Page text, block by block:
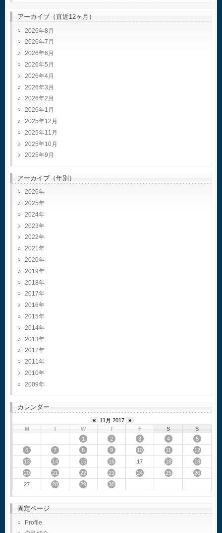
アーカイブ（直近12ヶ月）
2026年8月
2026年7月
2026年6月
2026年5月
2026年4月
2026年3月
2026年2月
2026年1月
2025年12月
2025年11月
2025年10月
2025年9月
アーカイブ（年別）
2026
2025
2024
2023
2022
2021
2020
2019
2018
2017
2016
2015
2014
2013
2012
2011
2010
2009
カレンダー
« 11月 2017
»
M
T W T F S
S
1
2 3 4
5
6
7 8 9 10 11
12
13
14 15 16 17 18
19
20
21 22 23 24 25
26
27
28 29 30
固定ページ
Profile